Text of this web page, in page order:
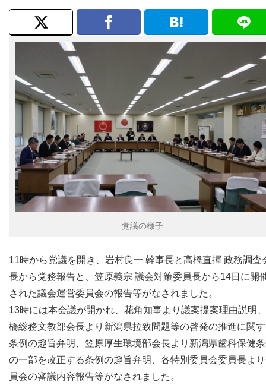
党議の様子
11時から党議を開き、岩村良一 幹事長と高橋直揮 政務調査
長から党務報告と、笠原義宗 議会対策委員長から14日に開
された議会運営委員会の報告等がなされました。
13時には本会議が開かれ、花角知事より議案提案理由説明
橋総務文教部会長より新潟県拉致問題等の啓発の推進に関
条例の趣旨弁明、笠原厚生環境部会長より新潟県歯科保健
の一部を改正する条例の趣旨弁明、各特別委員会委員長よ
員会の審議内容報告等がなされました。